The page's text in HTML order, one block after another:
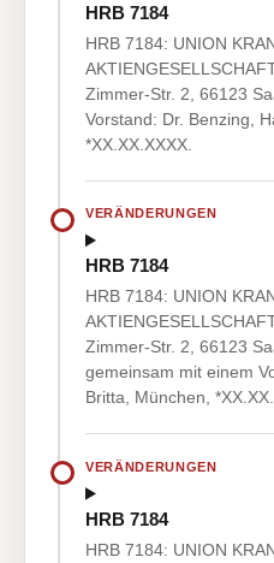
HRB 7184
HRB 7184: UNION
Zimmer-Str. 2, 66123
Vorstand: Dr. Benzing,
*XX.XX.XXXX.
VERÄNDERUNGEN
HRB 7184
HRB 7184: UNION
Zimmer-Str. 2, 66123
gemeinsam mit einem
Britta, München,
VERÄNDERUNGEN
HRB 7184
HRB 7184: UNION